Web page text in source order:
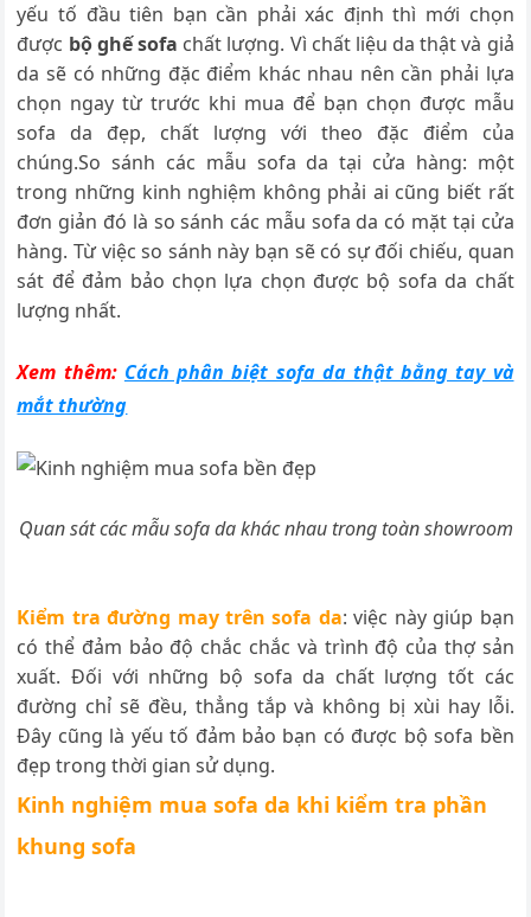
yếu tố đầu tiên bạn cần phải xác định thì mới chọn
được bộ ghế sofa chất lượng. Vì chất liệu da thật và giả
da sẽ có những đặc điểm khác nhau nên cần phải lựa
chọn ngay từ trước khi mua để bạn chọn được mẫu
sofa da đẹp, chất lượng với theo đặc điểm của
chúng.So sánh các mẫu sofa da tại cửa hàng: một
trong những kinh nghiệm không phải ai cũng biết rất
đơn giản đó là so sánh các mẫu sofa da có mặt tại cửa
hàng. Từ việc so sánh này bạn sẽ có sự đối chiếu, quan
sát để đảm bảo chọn lựa chọn được bộ sofa da chất
lượng nhất.
Xem thêm: Cách phân biệt sofa da thật bằng tay và
mắt thường
Quan sát các mẫu sofa da khác nhau trong toàn showroom
Kiểm tra đường may trên sofa da: việc này giúp bạn
có thể đảm bảo độ chắc chắc và trình độ của thợ sản
xuất. Đối với những bộ sofa da chất lượng tốt các
đường chỉ sẽ đều, thẳng tắp và không bị xùi hay lỗi.
Đây cũng là yếu tố đảm bảo bạn có được bộ sofa bền
đẹp trong thời gian sử dụng.
Kinh nghiệm mua sofa da khi kiểm tra phần
khung sofa